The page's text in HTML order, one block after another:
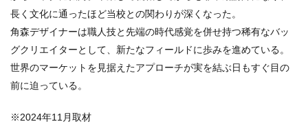
長く文化に通ったほど当校との関わりが深くなった。
角森デザイナーは職人技と先端の時代感覚を併せ持つ稀有なバッ
グクリエイターとして、新たなフィールドに歩みを進めている。
世界のマーケットを見据えたアプローチが実を結ぶ日もすぐ目の
前に迫っている。
※2024年11月取材